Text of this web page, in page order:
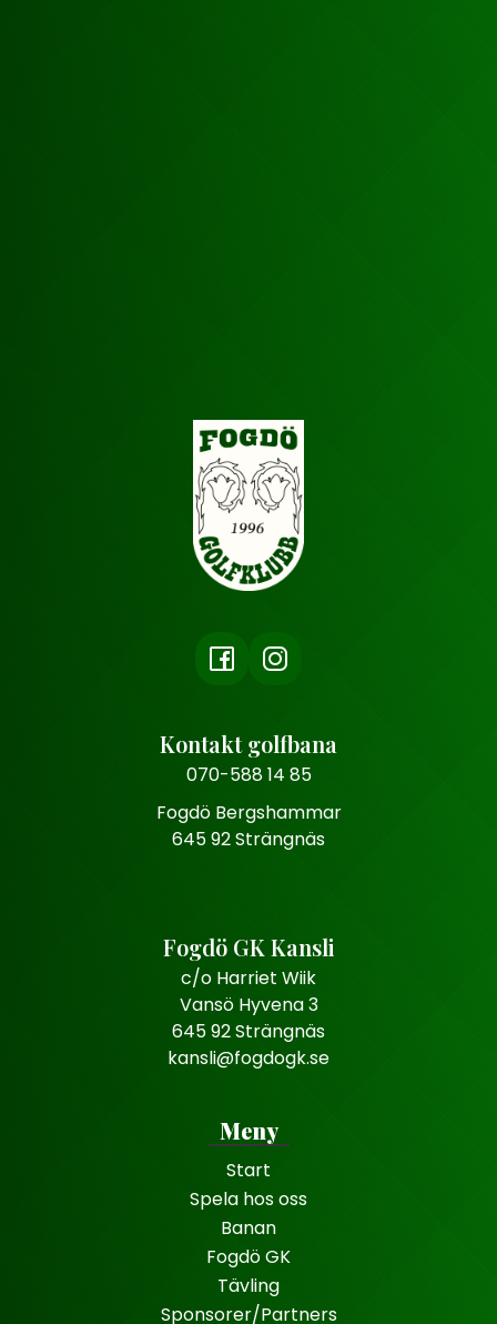
Kontakt golfbana
070-588 14 85
Fogdö Bergshammar
645 92 Strängnäs
Fogdö GK Kansli
c/o Harriet Wiik
Vansö Hyvena 3
645 92 Strängnäs
kansli@fogdogk.se
Meny
Start
Spela hos oss
Banan
Fogdö GK
Tävling
Sponsorer/Partners